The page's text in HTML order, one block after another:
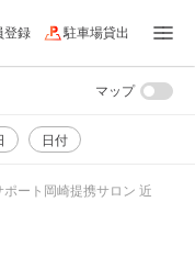
登録 駐車場貸出
日付
マップ
ート岡崎提携サロン 近